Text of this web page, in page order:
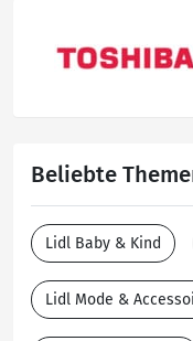
Beliebte
Lidl Baby & Kind
Lidl Mode &